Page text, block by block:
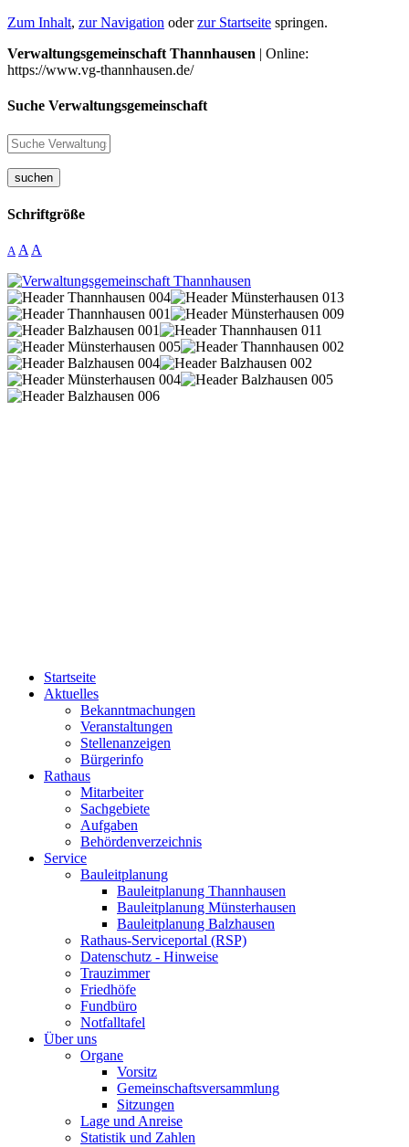
Zum Inhalt, zur Navigation oderzur Startseite springen.
Verwaltungsgemeinschaft Thannhausen | Online:
https://www.vg-thannhausen.de/
Suche Verwaltungsgemeinschaft
suchen
Schriftgröße
A A A
Startseite
Aktuelles
Bekanntmachungen
Veranstaltungen
Stellenanzeigen
Bürgerinfo
Rathaus
Mitarbeiter
Sachgebiete
Aufgaben
Behördenverzeichnis
Service
Bauleitplanung
Bauleitplanung Thannhausen
Bauleitplanung Münsterhausen
Bauleitplanung Balzhausen
Rathaus-Serviceportal (RSP)
Datenschutz - Hinweise
Trauzimmer
Friedhöfe
Fundbüro
Notfalltafel
Über uns
Organe
Vorsitz
Gemeinschaftsversammlung
Sitzungen
Lage und Anreise
Statistik und Zahlen